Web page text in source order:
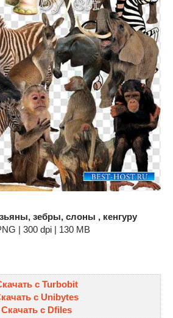
зебры, слоны , кенгуру
| 300 dpi | 130 MB
с Turbobit
с Unibytes
Скачать с Dfiles